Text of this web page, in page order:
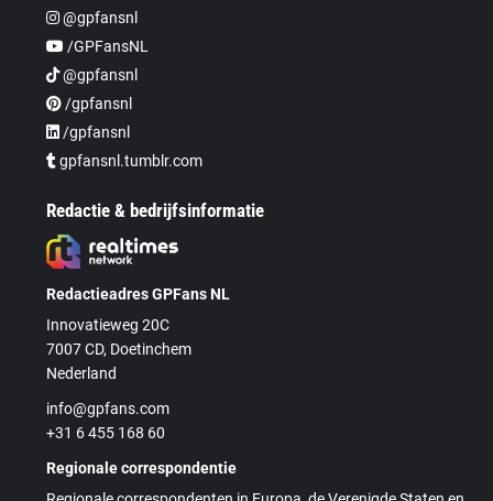
@gpfansnl
/GPFansNL
@gpfansnl
/gpfansnl
/gpfansnl
gpfansnl.tumblr.com
Redactie & bedrijfsinformatie
Redactieadres GPFans NL
Innovatieweg 20C
7007 CD, Doetinchem
Nederland
info@gpfans.com
+31 6 455 168 60
Regionale correspondentie